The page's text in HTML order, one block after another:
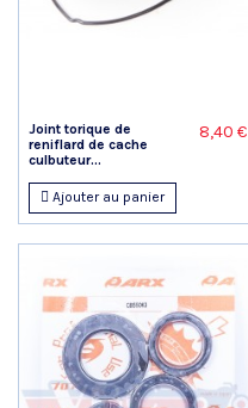
Joint torique de
reniflard de cache
culbuteur...
8,40 €
Ajouter au panier